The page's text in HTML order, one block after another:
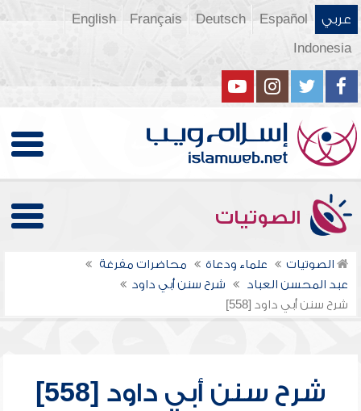
عربي Español
Deutsch
Français
English
Indonesia
الصوتيات
الصوتيات علماء ودعاة
محاضرات مفرغة
عبد المحسن العباد
شرح سنن أبي داود
شرح سنن أبي داود [558]
شرح سنن أبي داود [558]